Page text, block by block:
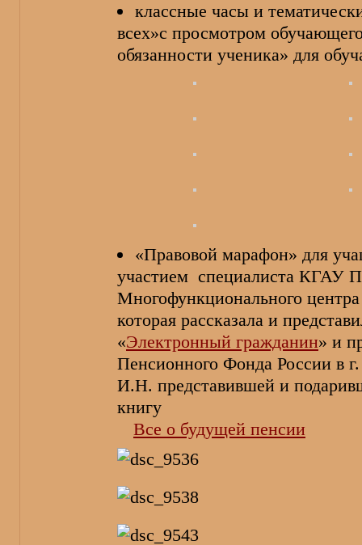
классные часы и
всех»с просмотром
обязанности ученика» для
«Правовой марафон» для
участием специалиста КГАУ
Многофункционального
которая рассказала и
«Электронный гражданин» и
Пенсионного Фонда России в
И.Н. представившей и
книгу
Все о будущей пенсии